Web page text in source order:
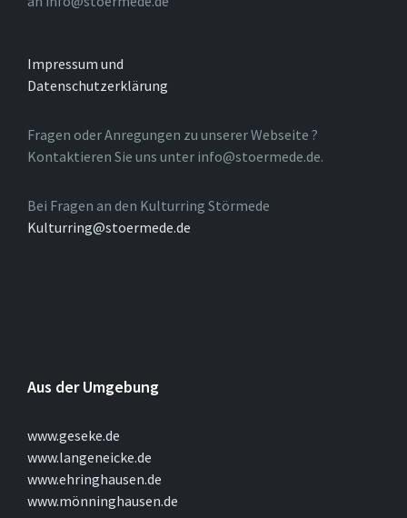
Impressum und
Datenschutzerklärung
Fragen oder Anregungen zu unserer Webseite ?
Kontaktieren Sie uns unter info@stoermede.de.
Bei Fragen an den Kulturring Störmede
Kulturring@stoermede.de
Aus der Umgebung
www.geseke.de
www.langeneicke.de
www.ehringhausen.de
www.mönninghausen.de